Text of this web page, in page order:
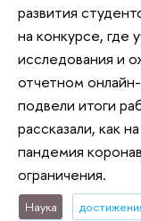
развития
на конкурсе, где
исследования и
отчетном
подвели итоги
рассказали, как
пандемия
ограничения.
Наука